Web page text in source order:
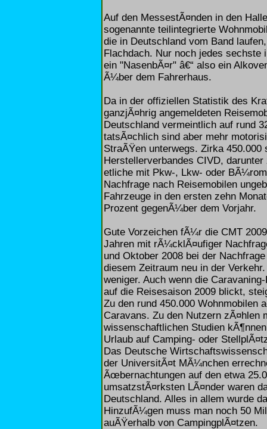
Auf den MessestÃ¤nden in den
sogenannte teilintegrierte
die in Deutschland vom Band
Flachdach. Nur noch jedes sechste
ein "NasenbÃ¤r" â€“ also ein
Ã¼ber dem Fahrerhaus.
Da in der offiziellen Statistik des
ganzjÃ¤hrig angemeldeten
Deutschland vermeintlich auf rund
tatsÃ¤chlich sind aber mehr
StraÃŸen unterwegs. Zirka
Herstellerverbandes CIVD,
etliche mit Pkw-, Lkw- oder
Nachfrage nach Reisemobilen
Fahrzeuge in den ersten zehn
Prozent gegenÃ¼ber dem Vorjahr.
Gute Vorzeichen fÃ¼r die CMT
Jahren mit rÃ¼cklÃ¤ufiger
und Oktober 2008 bei der
diesem Zeitraum neu in der
weniger. Auch wenn die
auf die Reisesaison 2009 blickt,
Zu den rund 450.000 Wohnmobilen
Caravans. Zu den Nutzern zÃ¤hlen
wissenschaftlichen Studien
Urlaub auf Camping- oder
Das Deutsche
der UniversitÃ¤t MÃ¼nchen
Ãœbernachtungen auf den etwa
umsatzstÃ¤rksten LÃ¤nder waren
Deutschland. Alles in allem wurde
HinzufÃ¼gen muss man noch 50
auÃŸerhalb von CampingplÃ¤tzen.